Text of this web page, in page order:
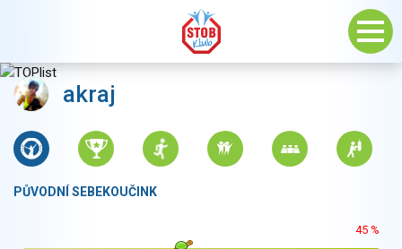
akraj
PŮVODNÍ SEBEKOUČINK
45 %